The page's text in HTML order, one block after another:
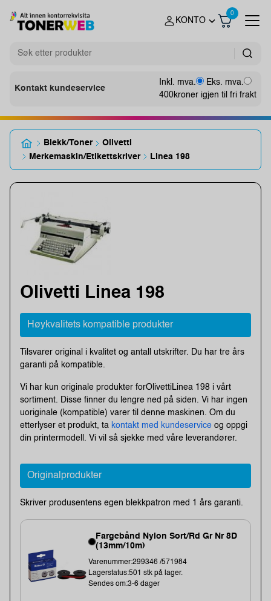
KONTO
0
Kontakt kundeservice
Inkl. mva.
Eks. mva.
400kroner igjen til fri frakt
Blekk/Toner
Olivetti
Merkemaskin/Etikettskriver
Linea 198
Olivetti Linea 198
Høykvalitets kompatible produkter
Tilsvarer original i kvalitet og antall utskrifter. Du har tre års
garanti på kompatible.
Vi har kun originale produkter forOlivettiLinea 198 i vårt
sortiment. Disse finner du lengre ned på siden. Vi har ingen
uoriginale (kompatible) varer til denne maskinen. Om du
etterlyser et produkt, ta kontakt med kundeservice og oppgi
din printermodell. Vi vil så sjekke med våre leverandører.
Originalprodukter
Skriver produsentens egen blekkpatron med 1 års garanti.
Fargebånd Nylon Sort/Rd Gr Nr 8D
(13mm/10m)
Varenummer:299346 /571984
Lagerstatus:501 stk på lager.
Sendes om:3-6 dager